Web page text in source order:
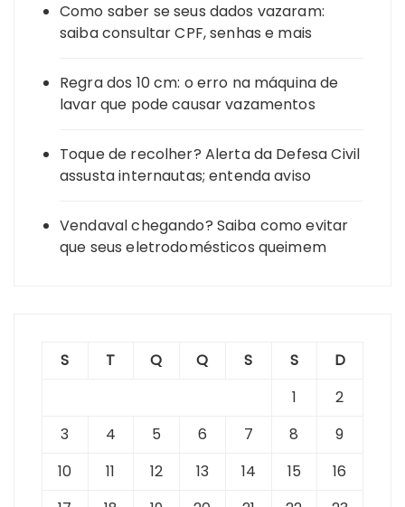
Como saber se seus dados vazaram:
saiba consultar CPF, senhas e mais
Regra dos 10 cm: o erro na máquina de
lavar que pode causar vazamentos
Toque de recolher? Alerta da Defesa Civil
assusta internautas; entenda aviso
Vendaval chegando? Saiba como evitar
que seus eletrodomésticos queimem
S T Q Q S S
D
1
2
3
4 5 6 7 8
9
10
11 12 13 14 15
16